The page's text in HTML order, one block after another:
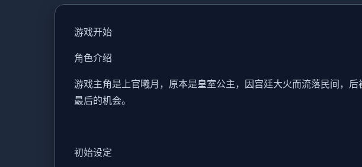
游戏开始
角色介绍
游戏主角是上官曦月，原本是皇室公主，因宫廷大火而流落民间，
最后的机会。
初始设定